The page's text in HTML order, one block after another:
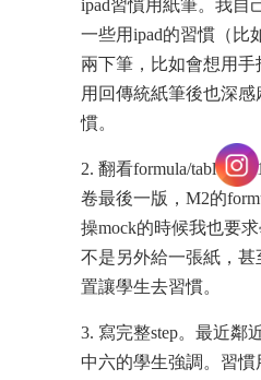
ipad習慣用紙筆。我自
一些用ipad的習慣（比
兩下筆，比如會想用手
用回傳統紙筆後也深
慣。
2. 翻看formula/table。
卷最後一版，M2的
操mock的時候我也要
不是另外給一張紙，
置讓學生去習慣。
3. 寫完整step。最近鄰
中六的學生強調。習